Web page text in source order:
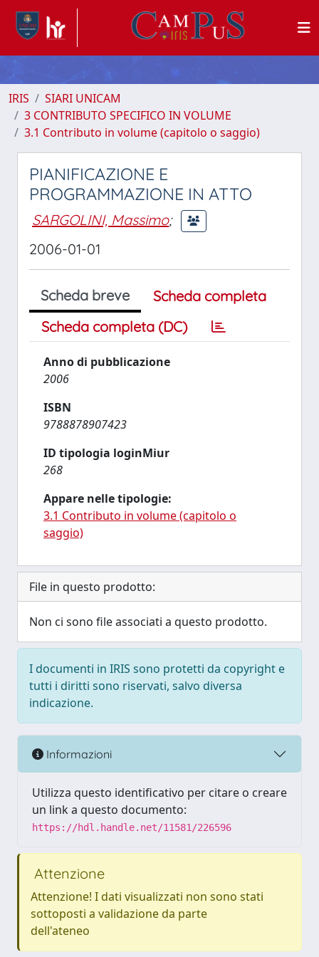
IRIS
SIARI UNICAM
3 CONTRIBUTO SPECIFICO IN VOLUME
3.1 Contributo in volume (capitolo o saggio)
PIANIFICAZIONE E
PROGRAMMAZIONE IN ATTO
SARGOLINI, Massimo;
2006-01-01
Scheda breve
Scheda completa
Scheda completa (DC)
Anno di pubblicazione
2006
ISBN
9788878907423
ID tipologia loginMiur
268
Appare nelle tipologie:
3.1 Contributo in volume (capitolo o
saggio)
File in questo prodotto:
Non ci sono file associati a questo prodotto.
I documenti in IRIS sono protetti da copyright e
tutti i diritti sono riservati, salvo diversa
indicazione.
Informazioni
Utilizza questo identificativo per citare o creare
un link a questo documento:
https://hdl.handle.net/11581/226596
Attenzione
Attenzione! I dati visualizzati non sono stati
sottoposti a validazione da parte
dell'ateneo